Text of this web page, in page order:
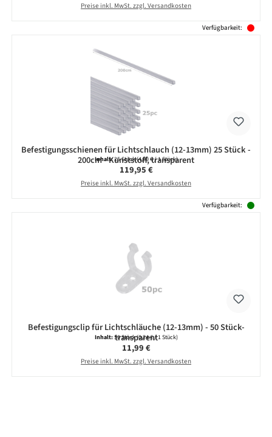
Preise inkl. MwSt. zzgl. Versandkosten
Verfügbarkeit:
Befestigungsschienen für Lichtschlauch (12-13mm) 25 Stück -
200cm - Kunststoff, transparent
Inhalt:25 Stück(4,80 € / 1 Stück)
Regulärer Preis:
119,95 €
Preise inkl. MwSt. zzgl. Versandkosten
Verfügbarkeit:
Befestigungsclip für Lichtschläuche (12-13mm) - 50 Stück-
transparent
Inhalt:50 Stück(0,24 € / 1 Stück)
Regulärer Preis:
11,99 €
Preise inkl. MwSt. zzgl. Versandkosten